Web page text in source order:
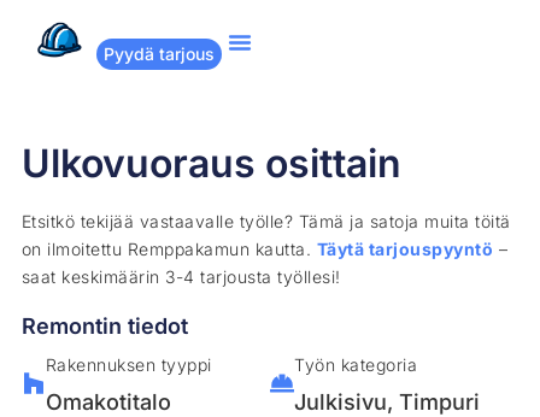
Pyydä tarjous
Ulkovuoraus osittain
Etsitkö tekijää vastaavalle työlle? Tämä ja satoja muita töitä
on ilmoitettu Remppakamun kautta. Täytä tarjouspyyntö –
saat keskimäärin 3-4 tarjousta työllesi!
Remontin tiedot
Rakennuksen tyyppi
Omakotitalo
Työn kategoria
Julkisivu, Timpuri